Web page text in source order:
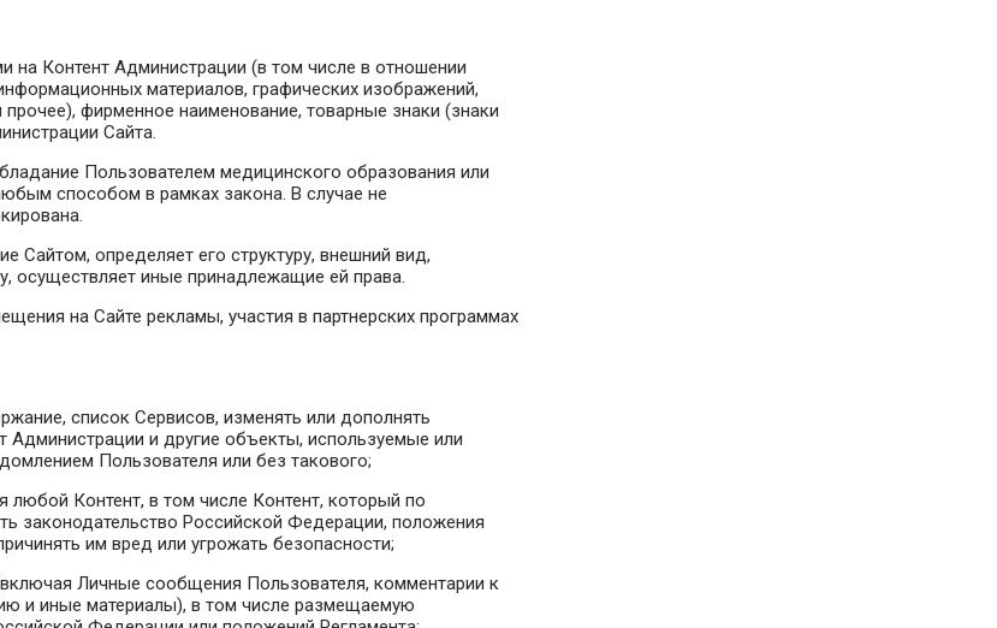
Контент Администрации (в том числе в отношении
материалов, графических изображений,
фирменное наименование, товарные знаки (знаки
Сайта.
Пользователем медицинского образования или
способом в рамках закона. В случае не
Сайтом, определяет его структуру, внешний вид,
осуществляет иные принадлежащие ей права.
на Сайте рекламы, участия в партнерских программах
список Сервисов, изменять или дополнять
Администрации и другие объекты, используемые или
Пользователя или без такового;
любой Контент, в том числе Контент, который по
законодательство Российской Федерации, положения
им вред или угрожать безопасности;
Личные сообщения Пользователя, комментарии к
и иные материалы), в том числе размещаемую